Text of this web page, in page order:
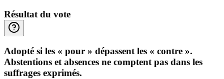
Résultat du vote
Adopté si les « pour » dépassent les « contre ».
Abstentions et absences ne comptent pas dans les
suffrages exprimés.